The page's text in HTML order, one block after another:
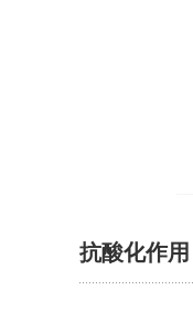
抗酸化作用